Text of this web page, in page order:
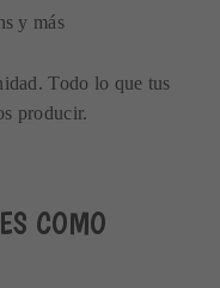
y más
Todo lo que tus
producir.
COMO